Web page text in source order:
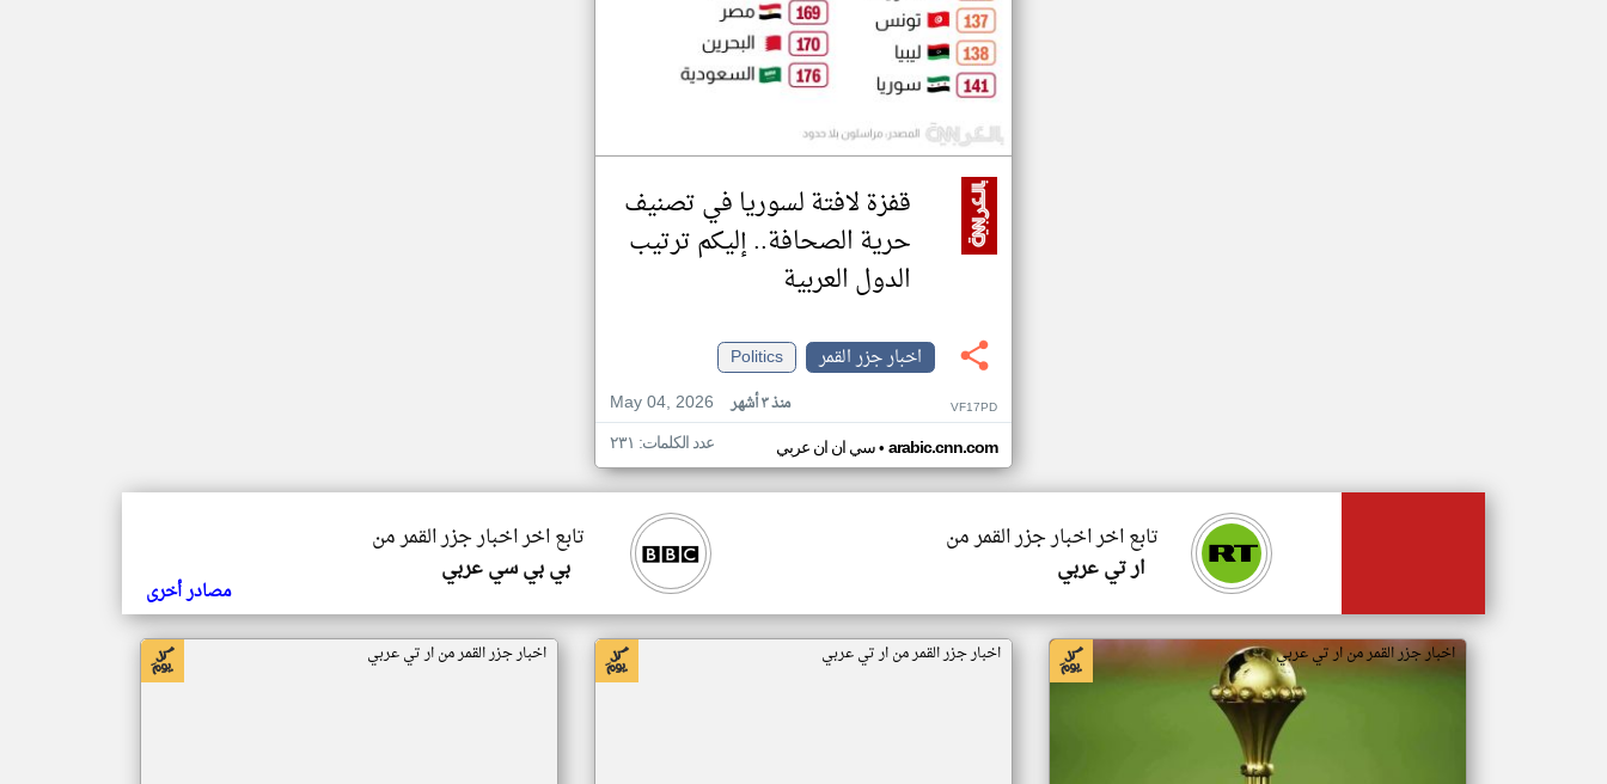
قفزة لافتة لسوريا في تصنيف
حرية الصحافة.. إليكم ترتيب
الدول العربية
اخبار جزر القمر
Politics
May 04, 2026
منذ ٣ أشهر VF17PD
سي ان ان عربي• arabic.cnn.com عدد الكلمات: ٢٣١
تابع اخر اخبار جزر القمر من
بي بي سي عربي
تابع اخر اخبار جزر القمر من
ار تي عربي
مصادر أخرى
اخبار جزر القمر من ار تي عربي اخبار جزر القمر من ار تي عربي اخبار جزر القمر من ار تي عربي